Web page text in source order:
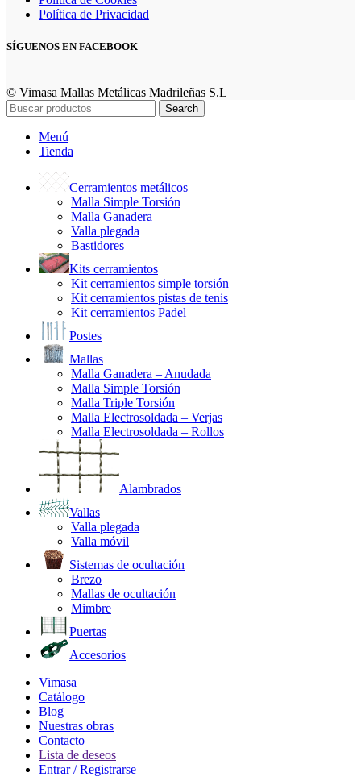
Política de Privacidad
SÍGUENOS EN FACEBOOK
© Vimasa Mallas Metálicas Madrileñas S.L
Search
Menú
Tienda
Cerramientos metálicos
Malla Simple Torsión
Malla Ganadera
Valla plegada
Bastidores
Kits cerramientos
Kit cerramientos simple torsión
Kit cerramientos pistas de tenis
Kit cerramientos Padel
Postes
Mallas
Malla Ganadera – Anudada
Malla Simple Torsión
Malla Triple Torsión
Malla Electrosoldada – Verjas
Malla Electrosoldada – Rollos
Alambrados
Vallas
Valla plegada
Valla móvil
Sistemas de ocultación
Brezo
Mallas de ocultación
Mimbre
Puertas
Accesorios
Vimasa
Catálogo
Blog
Nuestras obras
Contacto
Lista de deseos
Entrar / Registrarse